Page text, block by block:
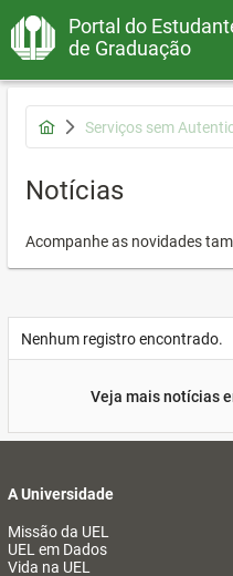
Portal do
de Graduação
Serviços sem
Notícias
Acompanhe as novidades
Nenhum registro encontrado.
Veja mais notícias
A Universidade
Missão da UEL
UEL em Dados
Vida na UEL